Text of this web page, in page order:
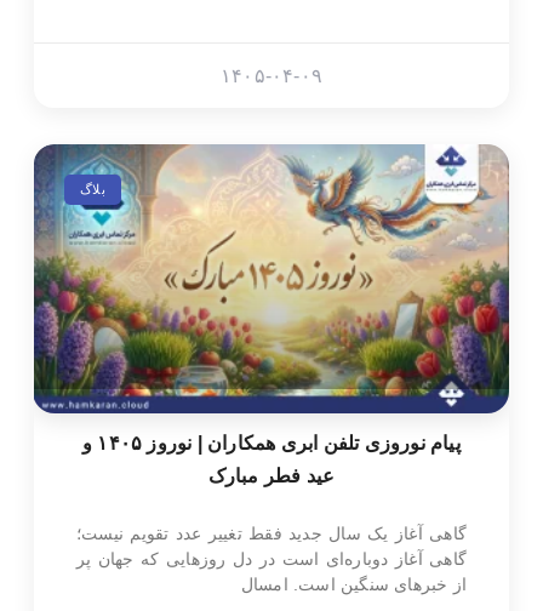
۱۴۰۵-۰۴-۰۹
بلاگ
پیام نوروزی تلفن ابری همکاران | نوروز ۱۴۰۵ و
عید فطر مبارک
گاهی آغاز یک سال جدید فقط تغییر عدد تقویم نیست؛
گاهی آغاز دوباره‌ای است در دل روزهایی که جهان پر
از خبرهای سنگین است. امسال